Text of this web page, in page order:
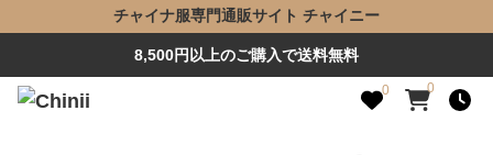
チャイナ服専門通販サイト チャイニー
8,500円以上のご購入で送料無料
0 0